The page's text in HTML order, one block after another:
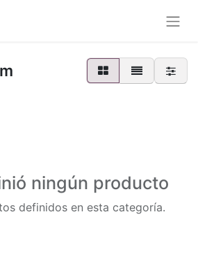
ningún producto
definidos en esta categoría.